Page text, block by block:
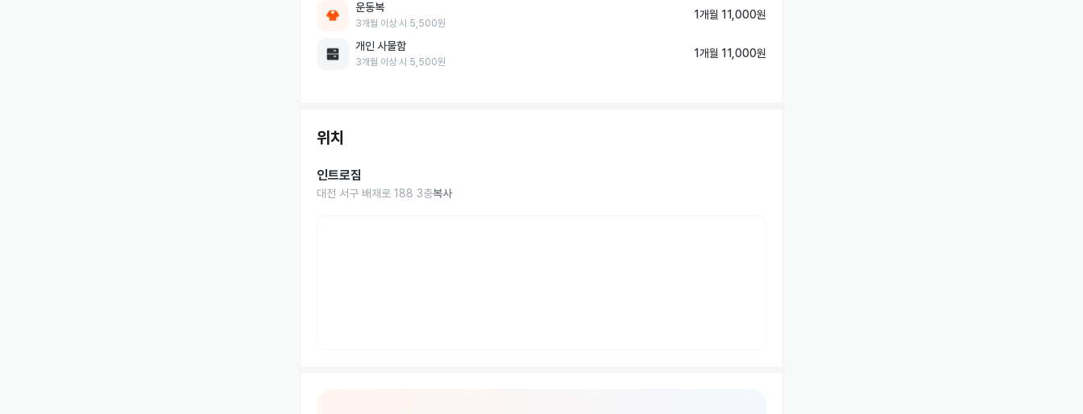
운동복
3개월 이상 시 5,500원
1개월 11,000원
개인 사물함
3개월 이상 시 5,500원
1개월 11,000원
위치
인트로짐
대전 서구 배재로 188 3층복사